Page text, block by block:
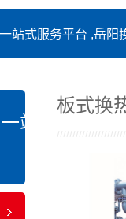
站式服务平台 ,岳
站式服务平
板式换